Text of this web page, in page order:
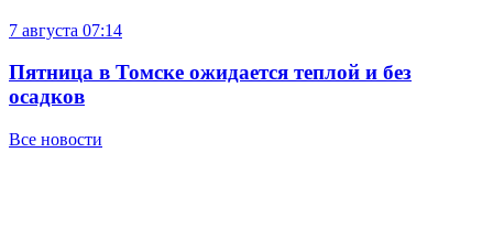
7 августа 07:14
Пятница в Томске ожидается теплой и без
осадков
Все новости